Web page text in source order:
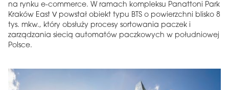
na rynku e-commerce. W ramach kompleksu Panattoni Park
Kraków East V powstał obiekt typu BTS o powierzchni blisko 8
tys. mkw., który obsłuży procesy sortowania paczek i
zarządzania siecią automatów paczkowych w południowej
Polsce.